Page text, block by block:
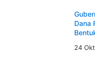
Dana
24